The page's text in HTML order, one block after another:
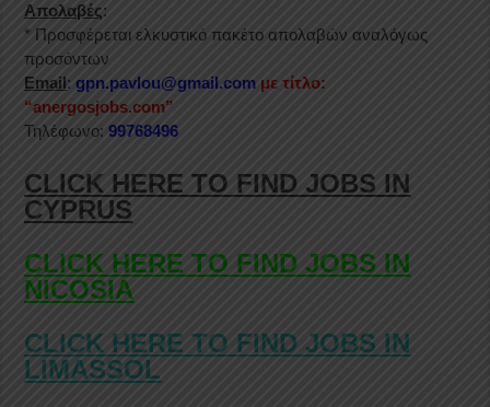
Απολαβές:
* Προσφέρεται ελκυστικό πακέτο απολαβών αναλόγως
προσόντων
Email:gpn.pavlou@gmail.com με τίτλο:
“anergosjobs.com”
Τηλέφωνο:99768496
CLICK HERE TO FIND JOBS IN
CYPRUS
CLICK HERE TO FIND JOBS IN
NICOSIA
CLICK HERE TO FIND JOBS IN
LIMASSOL